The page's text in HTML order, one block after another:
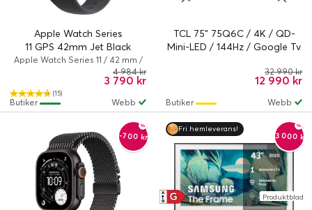
Apple Watch Series
11 GPS 42mm Jet Black
Aluminium Case med Black
Sport Band - S/M
Apple Watch Series 11 / 42 mm /
Series 11 (GPS) / 100 %
återvunnet aluminium / Svart
(15)
3 790 kr
4 984 kr
Webb
Butiker
TCL 75" 75Q6C / 4K / QD-
Mini-LED / 144Hz / Google Tv
12 990 kr
32 990 kr
Webb
Butiker
-700 kr
Fri hemleverans!
-3 000 kr
G
A
↑
G Produktblad